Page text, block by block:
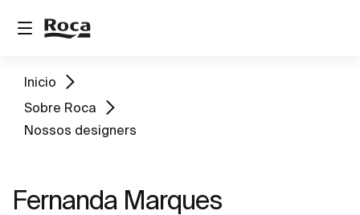
Inicio
Sobre Roca
Nossos designers
Fernanda Marques